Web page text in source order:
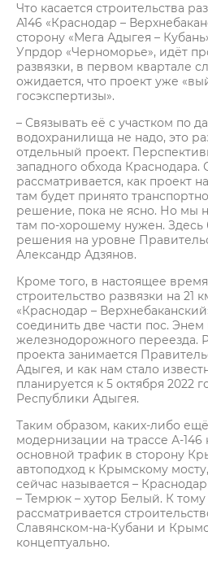
Что касается строительства
А146 «Краснодар –
сторону «Мега Адыгея –
Упрдор «Черноморье», идёт
развязки, в первом квартале
ожидается, что проект уже
госэкспертизы».
– Связывать её с участком по
водохранилища не надо, это
отдельный проект.
западного обхода Краснодара.
рассматривается, как проект
там будет принято
решение, пока не ясно. Но мы
там по-хорошему нужен. Здесь
решения на уровне
Александр Адзянов.
Кроме того, в настоящее
строительство развязки на 21
«Краснодар –
соединить две части пос.
железнодорожного переезда.
проекта занимается
Адыгея, и как нам стало
планируется к 5 октября 2022
Республики Адыгея.
Таким образом, каких-либо
модернизации на трассе А-146
основной трафик в сторону
автоподход к Крымскому
сейчас называется –
– Темрюк – хутор Белый. К
рассматривается
Славянском-на-Кубани и
концептуально.